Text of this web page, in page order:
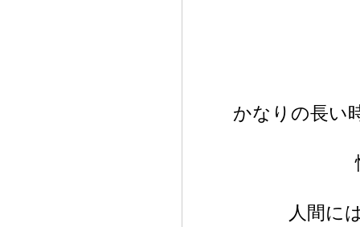
かなりの長い
人間に